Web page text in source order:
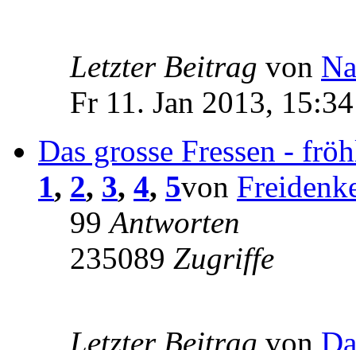
Letzter Beitrag von
Fr 11. Jan 2013, 15:34
Das grosse Fressen -
1, 2, 3, 4, 5von
99Antworten
235089 Zugriffe
Letzter Beitrag von